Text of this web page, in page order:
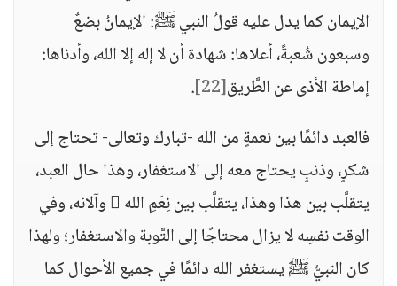
الإيمان كما يدل عليه قولُ النبي ﷺ: الإيمانُ بضعٌ
وسبعون شُعبةً، أعلاها: شهادة أن لا إله إلا الله، وأدناها:
إماطة الأذى عن الطَّريق[22]
.
فالعبد دائمًا بين نعمةٍ من الله -تبارك وتعالى- تحتاج إلى
شكرٍ، وذنبٍ يحتاج معه إلى الاستغفار، وهذا حال العبد،
يتقلَّب بين هذا وهذا، يتقلَّب بين نِعَمِ الله  وآلائه، وفي
الوقت نفسِه لا يزال محتاجًا إلى التَّوبة والاستغفار؛ ولهذا
كان النبيُّ ﷺ يستغفر الله دائمًا في جميع الأحوال كما